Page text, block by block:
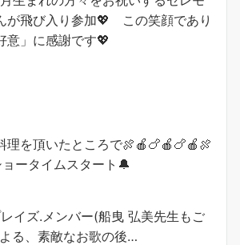
が飛び入り参加💖 この笑顔であり
意」に感謝です💖
理を頂いたところで🍖🍎🍗🍎🍗🍎🍖
ータイムスタート🔔
イズ.メンバー(船曳 弘美先生もご
る、素敵なお歌の後…